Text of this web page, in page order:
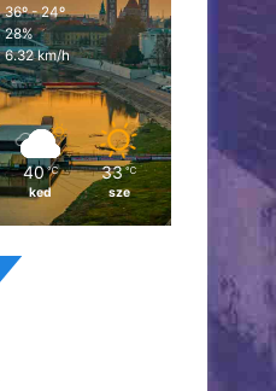
36º - 24º
28%
6.32 km/h
40 ℃
ked
33 ℃
sze